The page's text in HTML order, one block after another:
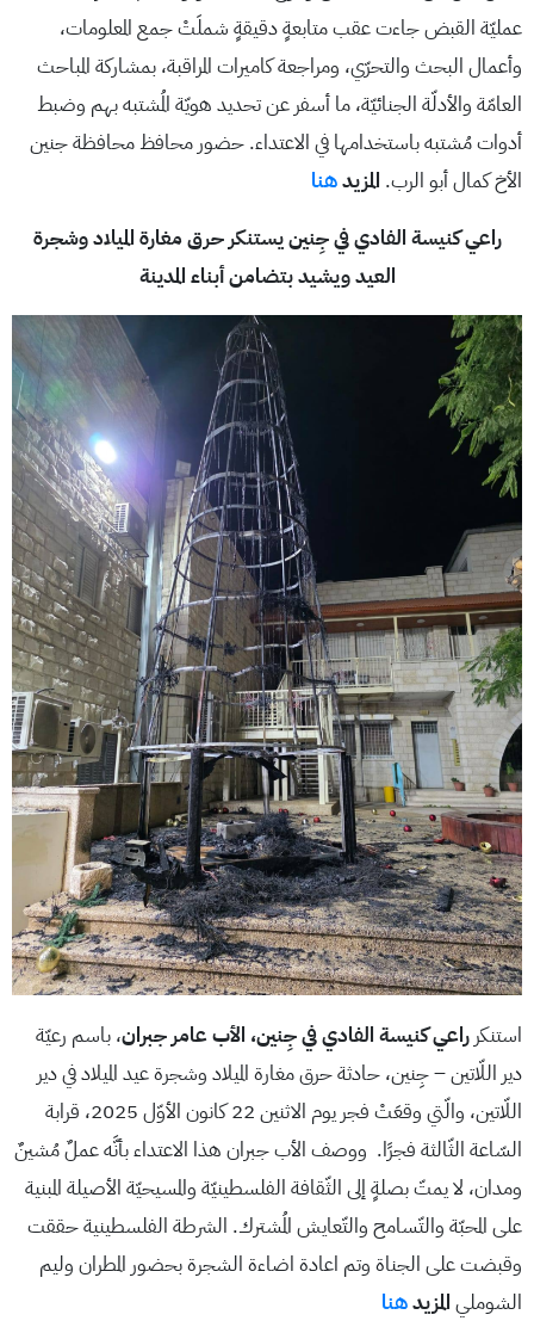
عمليّة القبض جاءت عقب متابعةٍ دقيقةٍ شملَتْ جمع المعلومات،
وأعمال البحث والتحرّي، ومراجعة كاميرات المراقبة، بمشاركة المباحث
العامّة والأدلّة الجنائيّة، ما أسفر عن تحديد هويّة المُشتبه بهم وضبط
أدوات مُشتبه باستخدامها في الاعتداء. حضور محافظ محافظة جنين
الأخ كمال أبو الرب. المزيدهنا
راعي كنيسة الفادي في جِنين يستنكر حرق مغارة الميلاد وشجرة
العيد ويشيد بتضامن أبناء المدينة
استنكر راعي كنيسة الفادي في جِنين، الأب عامر جبران، باسم رعيّة
دير اللّاتين – جِنين، حادثة حرق مغارة الميلاد وشجرة عيد الميلاد في دير
اللّاتين، والّتي وقعَتْ فجر يوم الاثنين 22 كانون الأوّل 2025، قرابة
السّاعة الثّالثة فجرًا. ووصف الأب جبران هذا الاعتداء بأنَّه عملٌ مُشينٌ
ومدان، لا يمتّ بصلةٍ إلى الثّقافة الفلسطينيّة والمسيحيّة الأصيلة المبنية
على المحبّة والتّسامح والتّعايش المُشترك. الشرطة الفلسطينية حققت
وقبضت على الجناة وتم اعادة اضاءة الشجرة بحضور المطران وليم
الشوملي المزيدهنا